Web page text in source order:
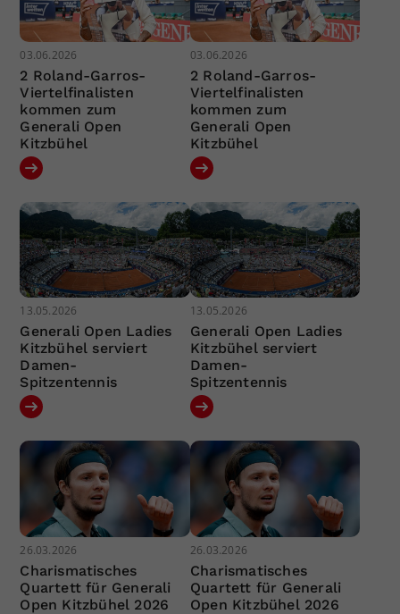
03.06.2026
2 Roland-Garros-
Viertelfinalisten
kommen zum
Generali Open
Kitzbühel
03.06.2026
2 Roland-Garros-
Viertelfinalisten
kommen zum
Generali Open
Kitzbühel
13.05.2026
Generali Open Ladies
Kitzbühel serviert
Damen-
Spitzentennis
13.05.2026
Generali Open Ladies
Kitzbühel serviert
Damen-
Spitzentennis
26.03.2026
Charismatisches
Quartett für Generali
Open Kitzbühel 2026
26.03.2026
Charismatisches
Quartett für Generali
Open Kitzbühel 2026